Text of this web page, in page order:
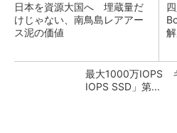
日本を資源大国へ 埋蔵量だ
けじゃない、南鳥島レアアー
ス泥の価値
最大1000万IOPS
IOPS SSD」第...